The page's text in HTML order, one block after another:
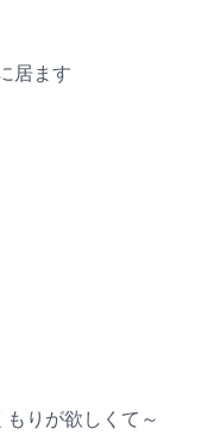
居ます
りが欲しくて～